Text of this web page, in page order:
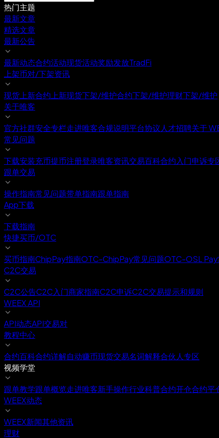
热门主题
最新文章
精选文章
最新公告
最新动态合约活动现货活动奖励发放TradFi
上架币对/下架资讯
现货上新合约上新现货下架/维护合约下架/维护理财下架/维护
关于唯客
官方社群安全专栏走进唯客合规说明平台协议人才招聘关于
常见问题
下载安装充币提币注册登录唯客资讯交易百科合约入门申诉专
跟单交易
操作指南常见问题带单指南跟单指南
App下载
下载指南
快捷买币/OTC
买币指南ChipPay指南OTC-ChipPay常见问题OTC-OSL Pay
C2C交易
C2C公告C2C入门商家指南C2C申诉C2C交易提示和规则
WEEX API
API动态API交易对
教程中心
合约百科合约详解自动赚币现货交易名词解释合伙人专区
视频学堂
跟单教学跟单概览走进唯客新手操作行业科普合约开仓合约平
WEEX动态
WEEX新闻其他资讯
理财